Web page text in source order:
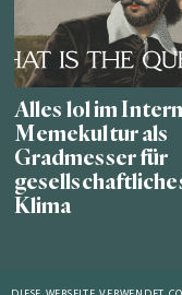
Alles lol im
Memekultur als
Gradmesser für
Klima